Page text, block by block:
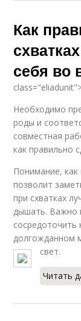
Как
себя во
Необходимо
роды и
совместная
как правильно
Понимание, как
позволит
при схватках
дышать. Важно
сосредоточить
долгожданном
свет.
Читать